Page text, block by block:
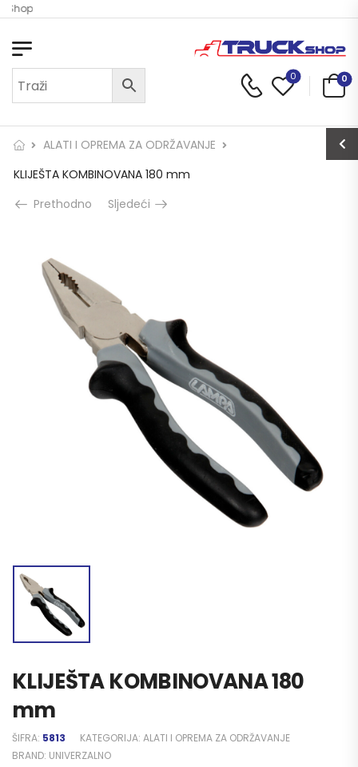
Shop
0 0
ALATI I OPREMA ZA ODRŽAVANJE
KLIJEŠTA KOMBINOVANA 180 mm
Prethodno
Sljedeći
KLIJEŠTA KOMBINOVANA 180
mm
ŠIFRA: 5813 KATEGORIJA: ALATI I OPREMA ZA ODRŽAVANJE
BRAND: UNIVERZALNO